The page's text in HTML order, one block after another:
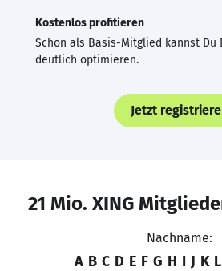
Kostenlos profitieren
Schon als Basis-Mitglied kannst Du
deutlich optimieren.
Jetzt
21 Mio. XING
Nachname:
A B C D E F G H I J K L